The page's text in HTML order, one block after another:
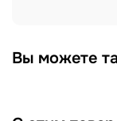
Вы можете